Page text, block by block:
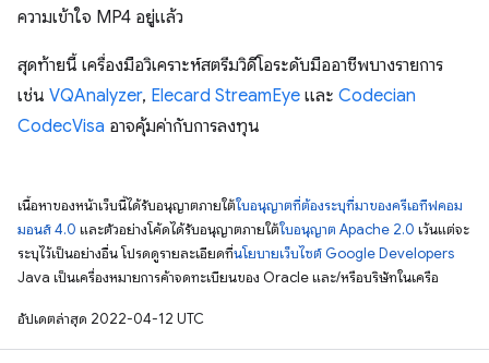
ความเข้าใจ MP4 อยู่แล้ว
สุดท้ายนี้ เครื่องมือวิเคราะห์สตรีมวิดีโอระดับมืออาชีพบางรายการ
เช่น VQAnalyzer, Elecard StreamEye และ Codecian
CodecVisa อาจคุ้มค่ากับการลงทุน
เนื้อหาของหน้าเว็บนี้ได้รับอนุญาตภายใต้ใบอนุญาตที่ต้องระบุที่มาของครีเอทีฟคอม
มอนส์ 4.0 และตัวอย่างโค้ดได้รับอนุญาตภายใต้ใบอนุญาต Apache 2.0 เว้นแต่จะ
ระบุไว้เป็นอย่างอื่น โปรดดูรายละเอียดที่นโยบายเว็บไซต์ Google Developers
Java เป็นเครื่องหมายการค้าจดทะเบียนของ Oracle และ/หรือบริษัทในเครือ
อัปเดตล่าสุด 2022-04-12 UTC